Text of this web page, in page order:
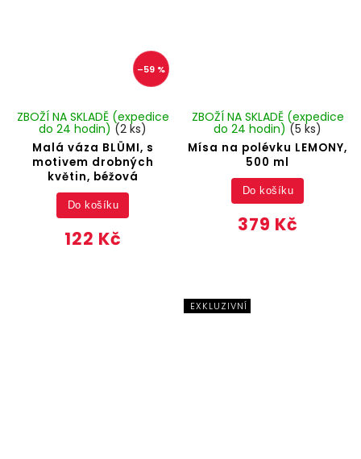
–59 %
Malá váza BLÜMI, s
motivem drobných
květin, béžová
ZBOŽÍ NA SKLADĚ (expedice
do 24 hodin) (2 ks)
122 Kč
Do košíku
Mísa na polévku LEMONY,
500 ml
ZBOŽÍ NA SKLADĚ (expedice
do 24 hodin) (5 ks)
379 Kč
Do košíku
EXKLUZIVNÍ